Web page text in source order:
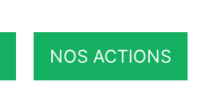
NOS ACTIONS